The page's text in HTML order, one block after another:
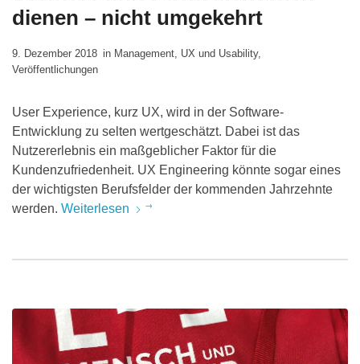
dienen – nicht umgekehrt
9. Dezember 2018 in Management, UX und Usability,
Veröffentlichungen
User Experience, kurz UX, wird in der Software-
Entwicklung zu selten wertgeschätzt. Dabei ist das
Nutzererlebnis ein maßgeblicher Faktor für die
Kundenzufriedenheit. UX Engineering könnte sogar eines
der wichtigsten Berufsfelder der kommenden Jahrzehnte
werden. Weiterlesen